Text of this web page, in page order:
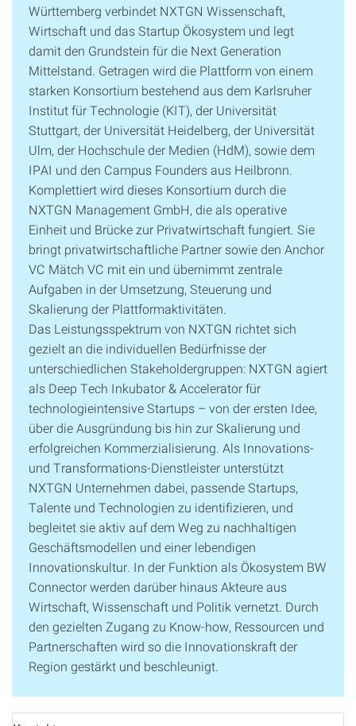
Württemberg verbindet NXTGN Wissenschaft,
Wirtschaft und das Startup Ökosystem und legt
damit den Grundstein für die Next Generation
Mittelstand. Getragen wird die Plattform von einem
starken Konsortium bestehend aus dem Karlsruher
Institut für Technologie (KIT), der Universität
Stuttgart, der Universität Heidelberg, der Universität
Ulm, der Hochschule der Medien (HdM), sowie dem
IPAI und den Campus Founders aus Heilbronn.
Komplettiert wird dieses Konsortium durch die
NXTGN Management GmbH, die als operative
Einheit und Brücke zur Privatwirtschaft fungiert. Sie
bringt privatwirtschaftliche Partner sowie den Anchor
VC Mätch VC mit ein und übernimmt zentrale
Aufgaben in der Umsetzung, Steuerung und
Skalierung der Plattformaktivitäten.
Das Leistungsspektrum von NXTGN richtet sich
gezielt an die individuellen Bedürfnisse der
unterschiedlichen Stakeholdergruppen: NXTGN agiert
als Deep Tech Inkubator & Accelerator für
technologieintensive Startups – von der ersten Idee,
über die Ausgründung bis hin zur Skalierung und
erfolgreichen Kommerzialisierung. Als Innovations-
und Transformations-Dienstleister unterstützt
NXTGN Unternehmen dabei, passende Startups,
Talente und Technologien zu identifizieren, und
begleitet sie aktiv auf dem Weg zu nachhaltigen
Geschäftsmodellen und einer lebendigen
Innovationskultur. In der Funktion als Ökosystem BW
Connector werden darüber hinaus Akteure aus
Wirtschaft, Wissenschaft und Politik vernetzt. Durch
den gezielten Zugang zu Know-how, Ressourcen und
Partnerschaften wird so die Innovationskraft der
Region gestärkt und beschleunigt.